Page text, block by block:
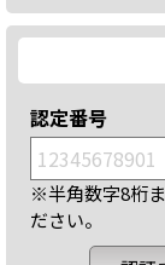
認定番号
※半角数字8桁
ださい。